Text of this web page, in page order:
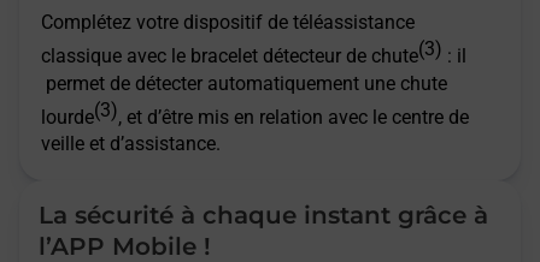
Complétez votre dispositif de téléassistance
classique avec le bracelet détecteur de chute(3) : il
permet de détecter automatiquement une chute
lourde(3), et d’être mis en relation avec le centre de
veille et d’assistance.
La sécurité à chaque instant grâce à
l’APP Mobile !